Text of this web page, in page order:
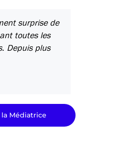
surprise de
toutes les
Depuis plus
Médiatrice